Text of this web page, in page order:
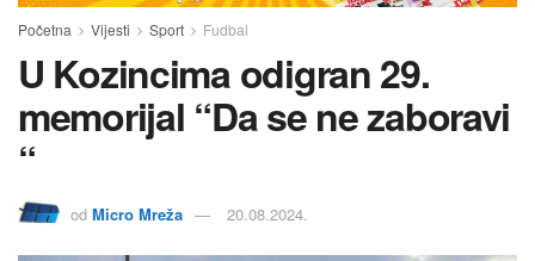
Početna Vijesti Sport Fudbal
U Kozincima odigran 29.
memorijal “Da se ne zaboravi
“
od Micro Mreža 20.08.2024.